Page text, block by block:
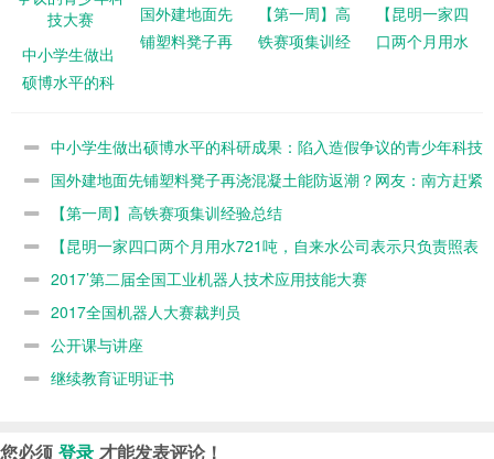
中小学生做出
硕博水平的科
造假争议的青
国外建地面先
铺塑料凳子再
【第一周】高
铁赛项集训经
【昆明一家四
口两个月用水
费，你怎么
看？】
中小学生做出硕博水平的科研成果：陷入造假争议的青少年科技
大赛国外建地面先铺塑料凳子再浇混凝土能防返潮？网友：南方赶紧
推广
【第一周】高铁赛项集训经验总结
【昆明一家四口两个月用水721吨，自来水公司表示只负责照表
收费，你怎么看？】
2017’第二届全国工业机器人技术应用技能大赛
2017全国机器人大赛裁判员
公开课与讲座
继续教育证明证书
您必须 登录 才能发表评论！